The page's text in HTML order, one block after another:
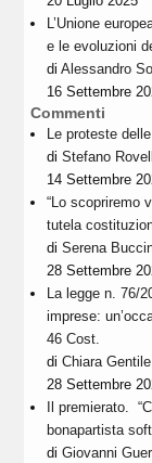
L’Unione
e le evoluzioni
diAlessandro
16 Settembre
Commenti
Le proteste
diStefano
14 Settembre
“Lo scopriremo
tutela
diSerena
28 Settembre
La legge n. 76/
imprese:
46 Cost.
diChiara Gentile
28 Settembre
Il premierato.
bonapartista
diGiovanni